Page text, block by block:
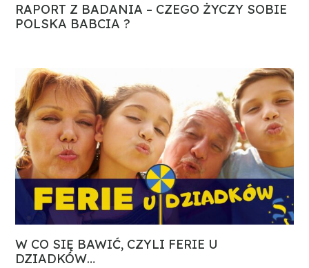
RAPORT Z BADANIA – CZEGO ŻYCZY SOBIE
POLSKA BABCIA ?
W CO SIĘ BAWIĆ, CZYLI FERIE U
DZIADKÓW…